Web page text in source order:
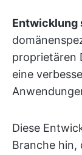
Entwicklung
proprietären
eine
Diese
Branche hin,